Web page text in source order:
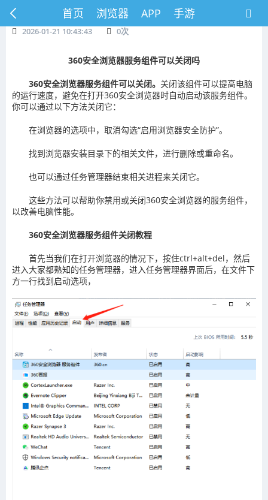
首页 浏览器 APP 手游
2026-01-21 10:43:43 0次
360安全浏览器服务组件可以关闭吗
360安全浏览器服务组件可以关闭。 关闭该组件可以提高电脑
的运行速度，避免在打开360安全浏览器时自动启动该服务组件。
你可以通过以下方法关闭它：
在浏览器的选项中，取消勾选“启用浏览器安全防护”。
找到浏览器安装目录下的相关文件，进行删除或重命名。
也可以通过任务管理器结束相关进程来关闭它。
这些方法可以帮助你禁用或关闭360安全浏览器的服务组件，
以改善电脑性能。
360安全浏览器服务组件关闭教程
首先当我们在打开浏览器的情况下，按住ctrl+alt+del，然后
进入大家都熟知的任务管理器，进入任务管理器界面后，在文件下
方一行找到启动选项，